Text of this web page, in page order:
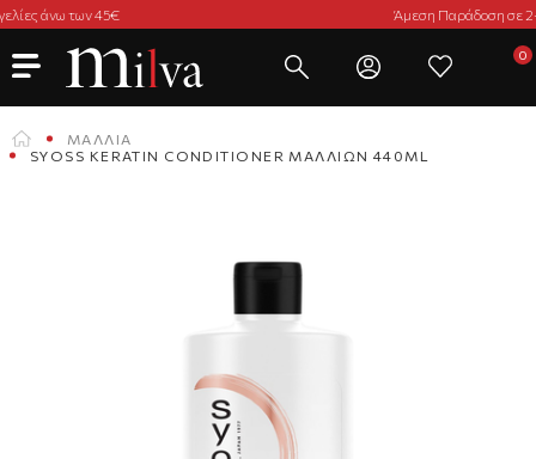
Άμεση Παράδοση σε 2-3 Ημέρες
ΜΑΛΛΙΆ
SYOSS KERATIN CONDITIONER ΜΑΛΛΙΏΝ 440ML